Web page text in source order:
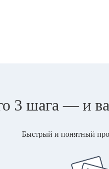
3 шага — и
Быстрый и понятный